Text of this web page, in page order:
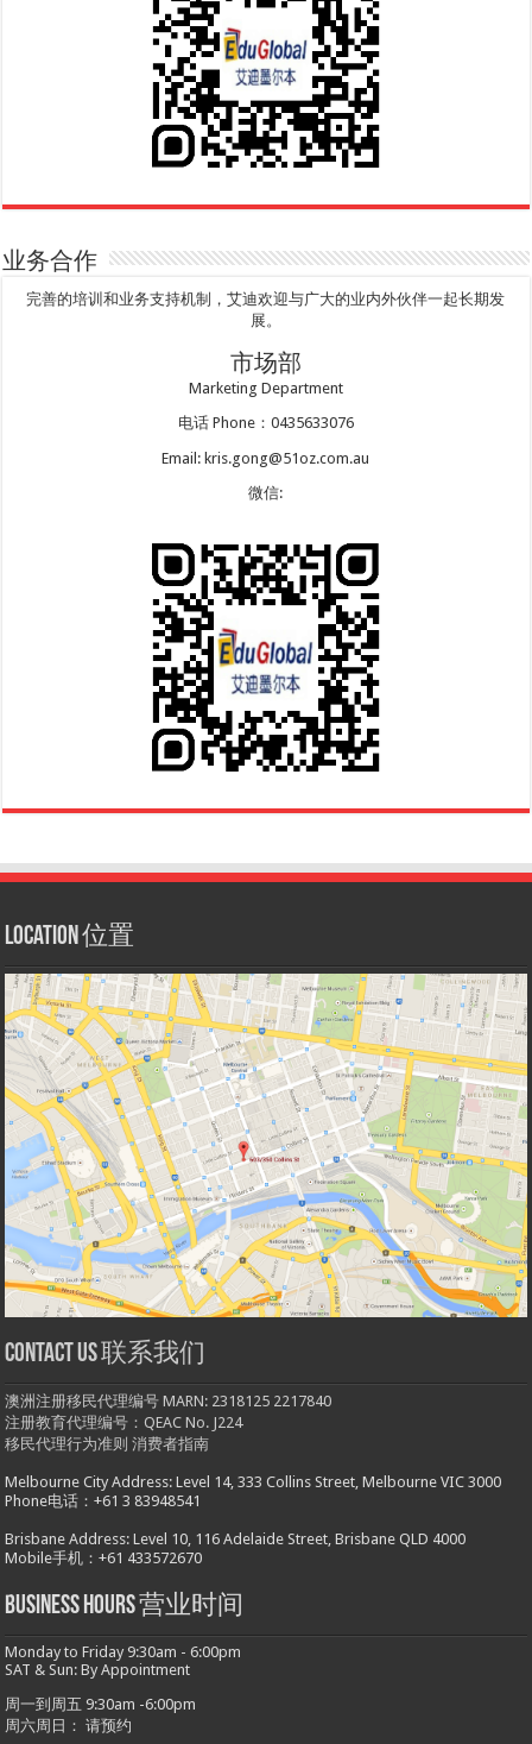
业务合作
完善的培训和业务支持机制，艾迪欢迎与广大的业内外伙伴一起长期发
展。
市场部
Marketing Department
电话 Phone：0435633076
Email: kris.gong@51oz.com.au
微信:
Location 位置
Contact us 联系我们
澳洲注册移民代理编号 MARN: 2318125 2217840
注册教育代理编号：QEAC No. J224
移民代理行为准则 消费者指南
Melbourne City Address: Level 14, 333 Collins Street, Melbourne VIC 3000
Phone电话：+61 3 83948541
Brisbane Address: Level 10, 116 Adelaide Street, Brisbane QLD 4000
Mobile手机：+61 433572670
Business hours 营业时间
Monday to Friday 9:30am - 6:00pm
SAT & Sun: By Appointment
周一到周五 9:30am -6:00pm
周六周日： 请预约